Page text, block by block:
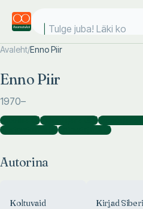
Tulge juba! Läki kool
Avaleht/Enno Piir
Enno Piir
1970–
Autorina )Kujundajana )Koostajana
Illustraatorina
)Toimetajana )
Autorina
Koltuvaid
Kirjad